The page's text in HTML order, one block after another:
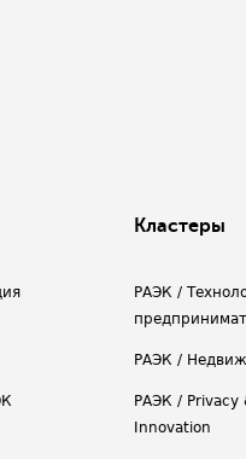
Кластеры
РАЭК /
РАЭК /
РАЭК / Privacy
Innovation